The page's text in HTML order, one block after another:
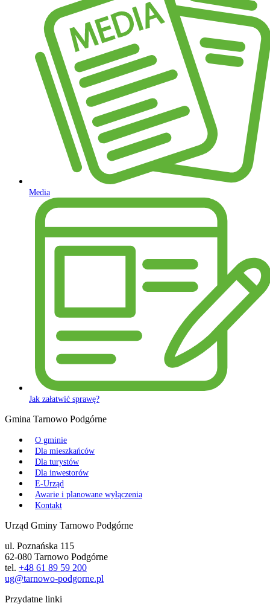
Media
Jak załatwić sprawę?
Gmina Tarnowo Podgórne
O gminie
Dla mieszkańców
Dla turystów
Dla inwestorów
E-Urząd
Awarie i planowane wyłączenia
Kontakt
Urząd Gminy Tarnowo Podgórne
ul. Poznańska 115
62-080 Tarnowo Podgórne
tel. +48 61 89 59 200
ug@tarnowo-podgorne.pl
Przydatne linki